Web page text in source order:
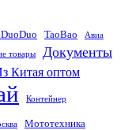
TaoBao Авиа
товары Документы
Китая оптом
Контейнер
Мототехника